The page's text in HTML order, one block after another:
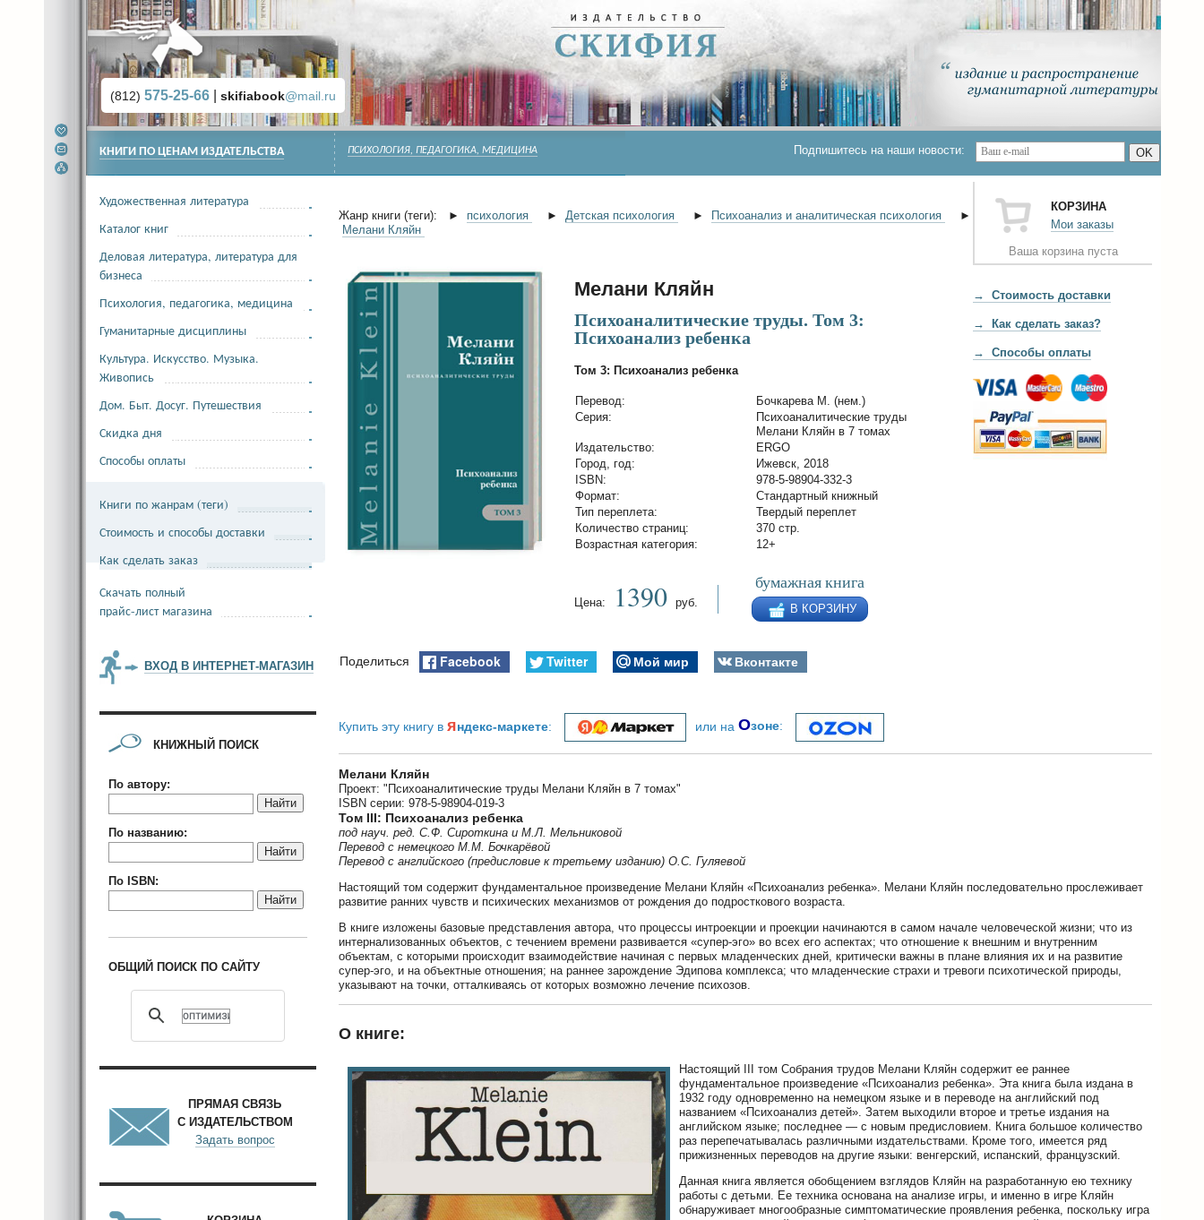
(812) 575-25-66 skifiabook@mail.ru
ПСИХОЛОГИЯ, ПЕДАГОГИКА, МЕДИЦИНА Подпишитесь на наши новости: OK
КОРЗИНА
Мои заказы
Ваша корзина пуста
→ Стоимость доставки
→ Как сделать заказ?
→ Способы оплаты
Жанр книги (теги): ► психология ► Детская психология ► Психоанализ и аналитическая психология
►
Мелани Кляйн
Мелани Кляйн
Психоаналитические труды. Том 3:
Психоанализ ребенка
Том 3: Психоанализ ребенка
Перевод:
Бочкарева М. (нем.)
Cерия:
Психоаналитические труды
Мелани Кляйн в 7 томах
Издательство:
ERGO
Город, год:
Ижевск, 2018
ISBN:
978-5-98904-332-3
Формат:
Стандартный книжный
Тип переплета:
Твердый переплет
Количество страниц:
370 стр.
Возрастная категория:
12+
Цена: 1390 руб.
бумажная книга
В КОРЗИНУ
Поделиться Facebook Twitter Мой мир Вконтакте
Купить эту книгу в яндекс-маркете: или на Озоне:
Мелани Кляйн
Проект: "Психоаналитические труды Мелани Кляйн в 7 томах"
ISBN серии: 978-5-98904-019-3
Том III: Психоанализ ребенка
под науч. ред. С.Ф. Сироткина и М.Л. Мельниковой
Перевод с немецкого М.М. Бочкарёвой
Перевод с английского (предисловие к третьему изданию) О.С. Гуляевой
Настоящий том содержит фундаментальное произведение Мелани Кляйн «Психоанализ ребенка». Мелани Кляйн последовательно прослеживает
развитие ранних чувств и психических механизмов от рождения до подросткового возраста.
В книге изложены базовые представления автора, что процессы интроекции и проекции начинаются в самом начале человеческой жизни; что из
интернализованных объектов, с течением времени развивается «супер-эго» во всех его аспектах; что отношение к внешним и внутренним
объектам, с которыми происходит взаимодействие начиная с первых младенческих дней, критически важны в плане влияния их и на развитие
супер-эго, и на объектные отношения; на раннее зарождение Эдипова комплекса; что младенческие страхи и тревоги психотической природы,
указывают на точки, отталкиваясь от которых возможно лечение психозов.
О книге:
Настоящий III том Собрания трудов Мелани Кляйн содержит ее раннее
фундаментальное произведение «Психоанализ ребенка». Эта книга была издана в
1932 году одновременно на немецком языке и в переводе на английский под
названием «Психоанализ детей». Затем выходили второе и третье издания на
английском языке; последнее — с новым предисловием. Книга большое количество
раз перепечатывалась различными издательствами. Кроме того, имеется ряд
прижизненных переводов на другие языки: венгерский, испанский, французский.
Данная книга является обобщением взглядов Кляйн на разработанную ею технику
работы с детьми. Ее техника основана на анализе игры, и именно в игре Кляйн
обнаруживает многообразные симптоматические проявления ребенка, поскольку игра
КНИГИ ПО ЦЕНАМ ИЗДАТЕЛЬСТВА
Художественная литература
Каталог книг
Деловая литература, литература для
бизнеса
Психология, педагогика, медицина
Гуманитарные дисциплины
Культура. Искусство. Музыка.
Живопись
Дом. Быт. Досуг. Путешествия
Скидка дня
Способы оплаты
Книги по жанрам (теги)
Стоимость и способы доставки
Как сделать заказ
Скачать полный
прайс-лист магазина
ВХОД В ИНТЕРНЕТ-МАГАЗИН
КНИЖНЫЙ ПОИСК
По автору:
Найти
По названию:
Найти
По ISBN:
Найти
ОБЩИЙ ПОИСК ПО САЙТУ
ПРЯМАЯ СВЯЗЬ
С ИЗДАТЕЛЬСТВОМ
Задать вопрос